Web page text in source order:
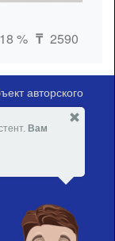
% ₸ 2590
авторского
юстиции
г.
Вам